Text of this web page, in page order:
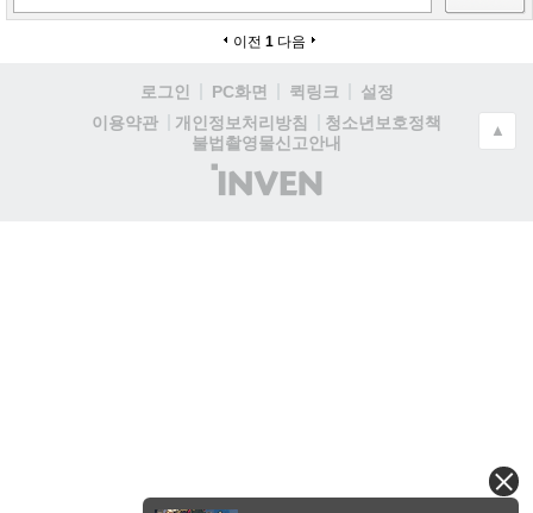
이전 1 다음
로그인 PC화면 퀵링크
설정
이용약관
개인정보처리방침
청소년보호정책
불법촬영물신고안내
(주)
인
▲